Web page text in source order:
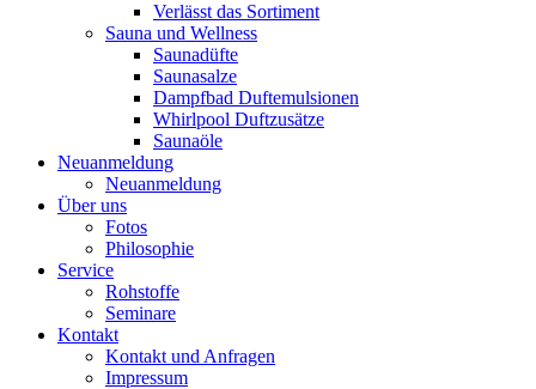
Verlässt das Sortiment
Sauna und Wellness
Saunadüfte
Saunasalze
Dampfbad Duftemulsionen
Whirlpool Duftzusätze
Saunaöle
Neuanmeldung
Neuanmeldung
Über uns
Fotos
Philosophie
Service
Rohstoffe
Seminare
Kontakt
Kontakt und Anfragen
Impressum